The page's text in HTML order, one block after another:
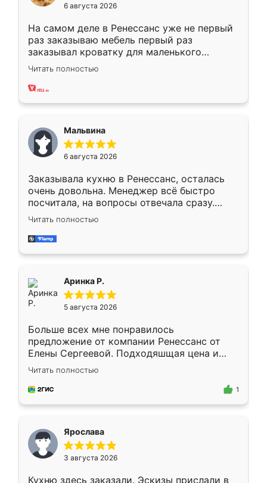
6 августа 2026
На самом деле в Ренессанс уже не первый
раз заказываю мебель первый раз
заказывал кроватку для маленького
ребёнка при его рождении ,во второй раз
заказал шкаф-купе. По качеству очень
хорошее сборка достаточно быстрая,
меньше, здесь же он более разнообразный.
Мне нравится ,если что-то потребуется из
мебели буду заказывать только здесь.
Читать полностью
Мальвина
6 августа 2026
Заказывала кухню в Ренессанс, осталась
очень довольна. Менеджер всё быстро
посчитала, на вопросы отвечала сразу.
Замерщик приехал в субботу, подошёл к
делу со всей ответственностью. Собрали
за день, ребята работали аккуратно, даже
Читать полностью
Аринка Р.
5 августа 2026
Больше всех мне понравилось
предложение от компании Ренессанс от
Елены Сергеевой. Подходяшщая цена и
короткие сроки изготовления. Приехавший
для замера сотрудник Владислав
предложил по моему эскизу самый
Читать полностью
1
Ярослава
3 августа 2026
Кухню здесь заказали. Эскизы прислали в